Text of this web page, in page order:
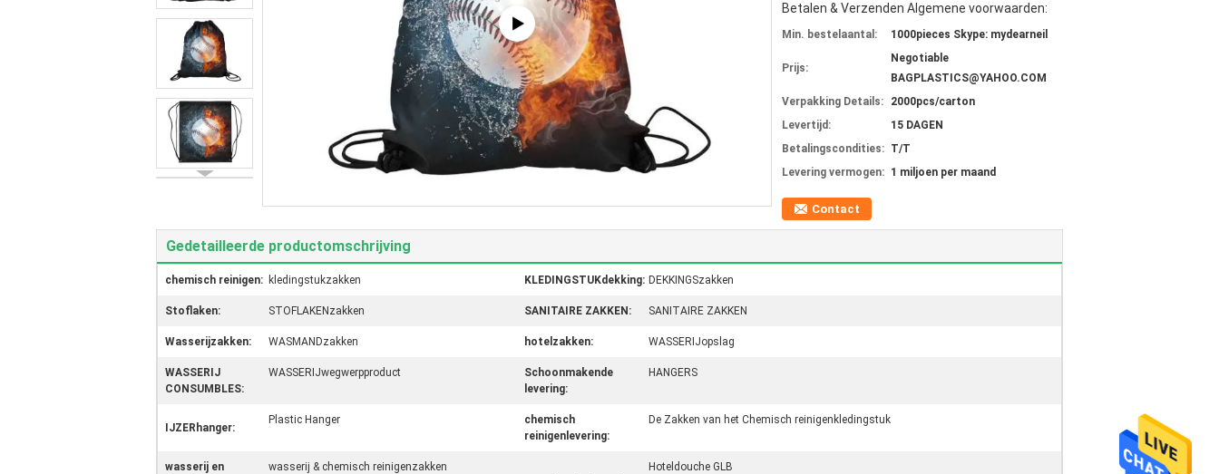
Betalen & Verzenden Algemene voorwaarden:
Min. bestelaantal: 1000pieces Skype: mydearneil
Prijs:
Negotiable
BAGPLASTICS@YAHOO.COM
Verpakking Details:
2000pcs/carton
Levertijd:
15 DAGEN
Betalingscondities: T/T
Levering vermogen: 1 miljoen per maand
Contact
Gedetailleerde productomschrijving
chemisch reinigen: kledingstukzakken KLEDINGSTUKdekking: DEKKINGSzakken
Stoflaken: STOFLAKENzakken SANITAIRE ZAKKEN: SANITAIRE ZAKKEN
Wasserijzakken: WASMANDzakken hotelzakken: WASSERIJopslag
WASSERIJ
CONSUMBLES:
WASSERIJwegwerpproduct
Schoonmakende
levering:
HANGERS
IJZERhanger:
Plastic Hanger
chemisch
reinigenlevering:
De Zakken van het Chemisch reinigenkledingstuk
wasserij en
wasserij & chemisch reinigenzakken
Hoteldouche GLB